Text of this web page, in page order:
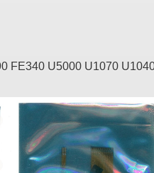
FE340 U5000 U1070